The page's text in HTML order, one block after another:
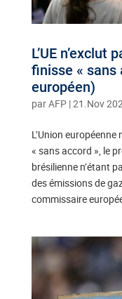
L’UE n’exclut
finisse « sans
européen)
parAFP|21.Nov
L’Union
« sans accord », le
brésilienne n’étant
des émissions de
commissaire